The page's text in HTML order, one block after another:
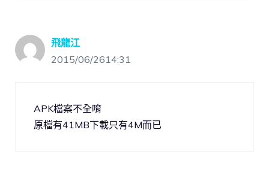
飛龍江
2015/06/2614:31
APK檔案不全唷
原檔有41MB下載只有4M而已